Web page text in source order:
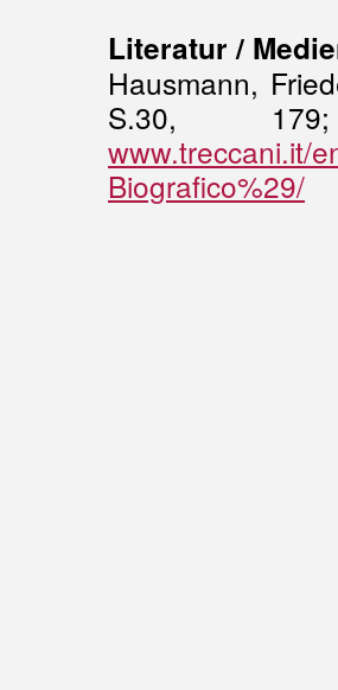
Literatur /
Hausmann,
S.30,
www.treccani.it/
Biografico%29/